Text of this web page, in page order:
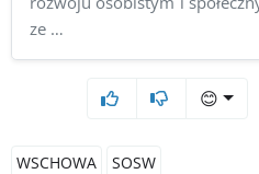
ze …
😊
WSCHOWA
SOSW